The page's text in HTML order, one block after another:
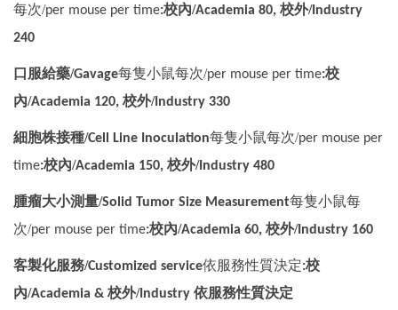
每次/per mouse per time:校內/Academia 80, 校外/ Industry
240
口服給藥/Gavage每隻小鼠每次/per mouse per time:校
內/Academia 120, 校外/ Industry 330
細胞株接種/Cell Line Inoculation每隻小鼠每次/per mouse per
time:校內/Academia 150, 校外/ Industry 480
腫瘤大小測量/Solid Tumor Size Measurement每隻小鼠每
次/per mouse per time:校內/Academia 60, 校外/ Industry 160
客製化服務/Customized service依服務性質決定:校
內/Academia & 校外/ Industry 依服務性質決定